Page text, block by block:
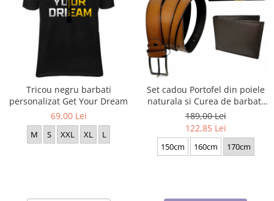
Tricou negru barbati
personalizat Get Your Dream
69,00 Lei
M S XXL XL L
Set cadou Portofel din poiele
naturala si Curea de barbati
neagra, serie mare battal,
A702-4.M_1123
189,00 Lei
122,85 Lei
150cm 160cm 170cm